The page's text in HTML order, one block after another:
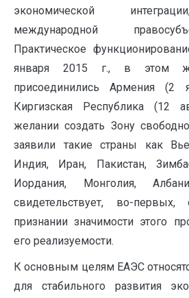
экономической
международной
Практическое
января 2015 г., в этом
присоединились Армения (2
Киргизская Республика (12
желании создать Зону
заявили такие страны как
Индия, Иран, Пакистан,
Иордания, Монголия,
свидетельствует, во-
признании значимости этого
его реализуемости.
К основным целям ЕАЭС
для стабильного развития